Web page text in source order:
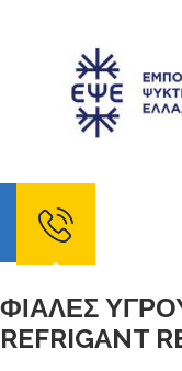
ΦΙΑΛΕΣ
REFRIGANT